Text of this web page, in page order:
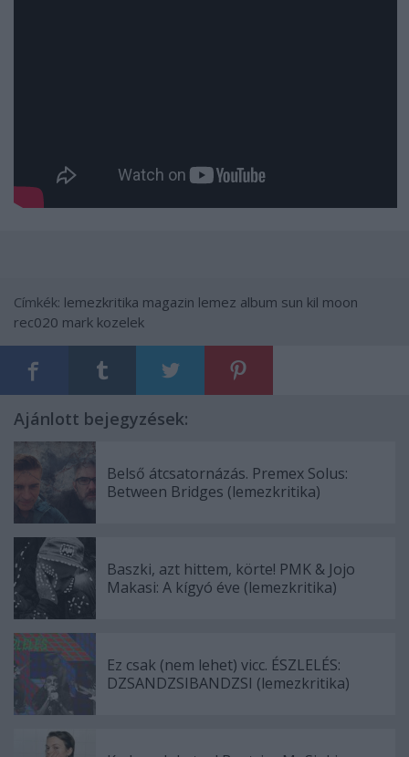
Címkék: lemezkritika magazin lemez album sun kil moon
rec020 mark kozelek
Ajánlott bejegyzések:
Belső átcsatornázás. Premex Solus:
Between Bridges (lemezkritika)
Baszki, azt hittem, körte! PMK & Jojo
Makasi: A kígyó éve (lemezkritika)
Ez csak (nem lehet) vicc. ÉSZLELÉS:
DZSANDZSIBANDZSI (lemezkritika)